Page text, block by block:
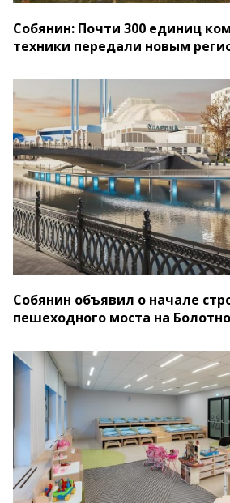
Собянин: Почти 300 единиц
техники передали новым
Собянин объявил о начале
пешеходного моста на